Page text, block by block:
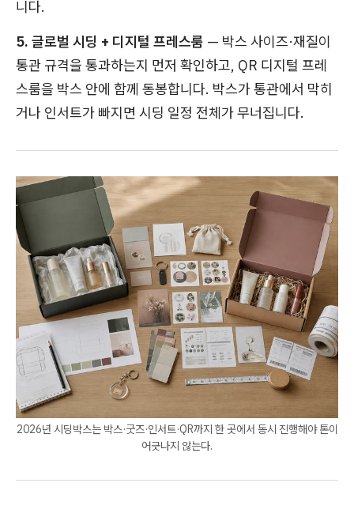
니다.
5. 글로벌 시딩 + 디지털 프레스룸 — 박스 사이즈·재질이
통관 규격을 통과하는지 먼저 확인하고, QR 디지털 프레
스룸을 박스 안에 함께 동봉합니다. 박스가 통관에서 막히
거나 인서트가 빠지면 시딩 일정 전체가 무너집니다.
2026년 시딩박스는 박스·굿즈·인서트·QR까지 한 곳에서 동시 진행해야 톤이
어긋나지 않는다.